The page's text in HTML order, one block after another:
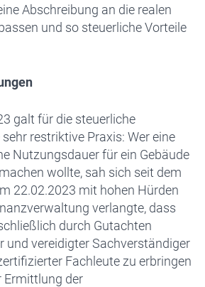
Abschreibung an die realen
und so steuerliche Vorteile
galt für die steuerliche
restriktive Praxis: Wer eine
Nutzungsdauer für ein Gebäude
wollte, sah sich seit dem
22.02.2023 mit hohen Hürden
verlangte, dass
durch Gutachten
und vereidigter Sachverständiger
Fachleute zu erbringen
Ermittlung der